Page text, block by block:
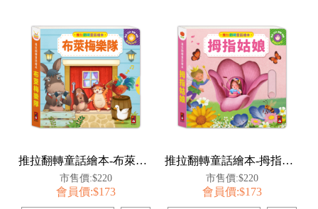
推拉翻轉童話繪本-布萊梅樂隊
市售價:$220
會員價:$173
推拉翻轉童話繪本-拇指姑娘
市售價:$220
會員價:$173